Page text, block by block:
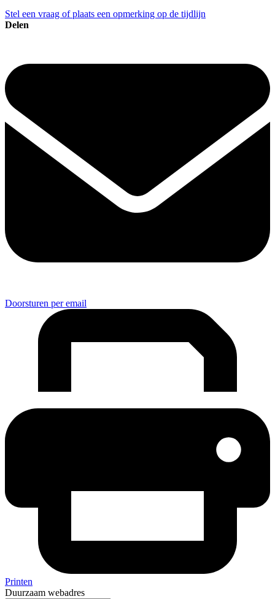
Stel een vraag of plaats een opmerking op de tijdlijn
Delen
Doorsturen per email
Printen
Duurzaam webadres